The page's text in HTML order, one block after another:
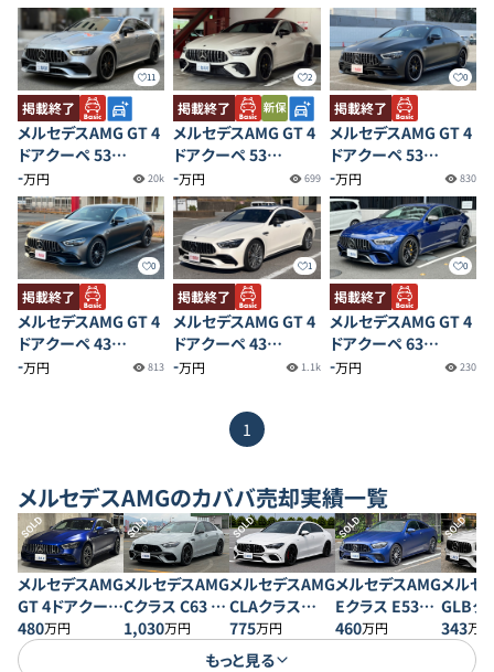
11
掲載終了
メルセデスAMG GT 4
ドアクーペ 53
4MATIC +
-万円 20k
2
掲載終了
メルセデスAMG GT 4
ドアクーペ 53
4MATIC +
-万円 699
0
掲載終了
メルセデスAMG GT 4
ドアクーペ 53
4MATIC +
-万円 830
0
掲載終了
メルセデスAMG GT 4
ドアクーペ 43
4MATIC+
-万円 813
1
掲載終了
メルセデスAMG GT 4
ドアクーペ 43
4MATIC+
-万円 1.1k
0
掲載終了
メルセデスAMG GT 4
ドアクーペ 63
4MATIC +
-万円 230
1
メルセデスAMGのカババ売却実績一覧
SOLD
メルセデスAMG
GT 4ドアクーペ
43 4MATIC+
480万円
SOLD
メルセデスAMG
Cクラス C63 S
Eパフォーマン
1,030万円
SOLD
メルセデスAMG
CLAクラス
CLA45 S
4MATIC+
775万円
SOLD
メルセデスAMG
Eクラス E53
4MATIC＋ クー
460万円
SOLD
メルセ
GLBク
GLB35
343万円
もっと見る